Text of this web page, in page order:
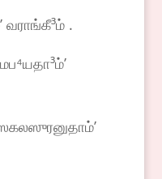
வராங்கீ³ம் .